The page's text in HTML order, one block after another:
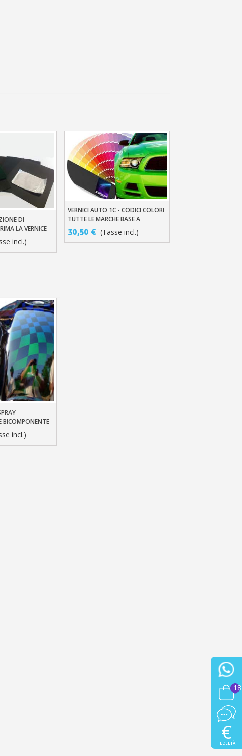
DI
LA VERNICE
incl.)
Aggiungi Al Carrello
VERNICI AUTO 1C - CODICI COLORI
TUTTE LE MARCHE BASE A
SOLVENTI
30,50 € (Tasse incl.)
BICOMPONENTE
incl.)
18
€
FEDELTÀ